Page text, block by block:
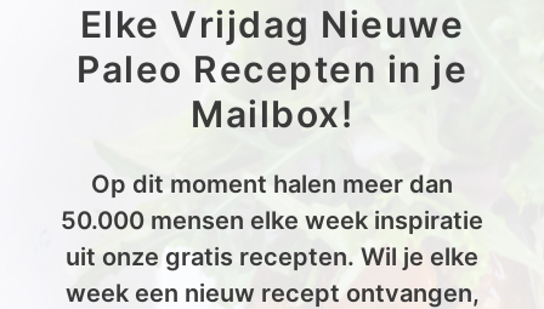
Elke Vrijdag Nieuwe
Paleo Recepten in je
Mailbox!
Op dit moment halen meer dan
50.000 mensen elke week inspiratie
uit onze gratis recepten. Wil je elke
week een nieuw recept ontvangen,